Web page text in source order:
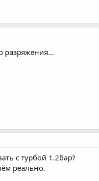
разряжения...
с турбой 1.2бар?
реально.